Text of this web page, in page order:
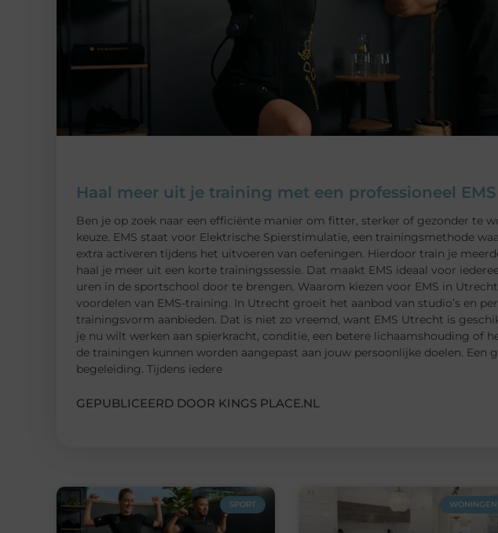
Haal meer uit je training met een professioneel
Ben je op zoek naar een efficiënte manier om fitter, sterker of gezonder te
keuze. EMS staat voor Elektrische Spierstimulatie, een trainingsmethode
extra activeren tijdens het uitvoeren van oefeningen. Hierdoor train je
haal je meer uit een korte trainingssessie. Dat maakt EMS ideaal voor
uren in de sportschool door te brengen. Waarom kiezen voor EMS in
voordelen van EMS-training. In Utrecht groeit het aanbod van studio’s en
trainingsvorm aanbieden. Dat is niet zo vreemd, want EMS Utrecht is
je nu wilt werken aan spierkracht, conditie, een betere lichaamshouding of
de trainingen kunnen worden aangepast aan jouw persoonlijke doelen. Een
begeleiding. Tijdens iedere
GEPUBLICEERD DOOR KINGS PLACE.NL
SPORT WONINGEN